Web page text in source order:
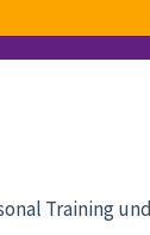
Training